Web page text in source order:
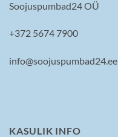
Soojuspumbad24 OÜ
+372 5674 7900
info@soojuspumbad24.ee
KASULIK INFO